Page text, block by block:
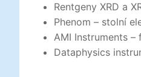
Rentgeny XRD a
Phenom – stolní
AMI Instruments
Dataphysics